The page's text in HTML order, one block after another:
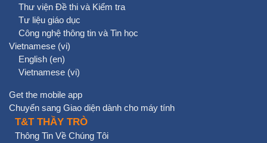
Thư viện Đề thi và Kiểm tra
Tư liệu giáo dục
Công nghệ thông tin và Tin học
Vietnamese ‎(vi)‎
English ‎(en)‎
Vietnamese ‎(vi)‎
Get the mobile app
Chuyển sang Giao diện dành cho máy tính
T&T THẦY TRÒ
Thông Tin Về Chúng Tôi